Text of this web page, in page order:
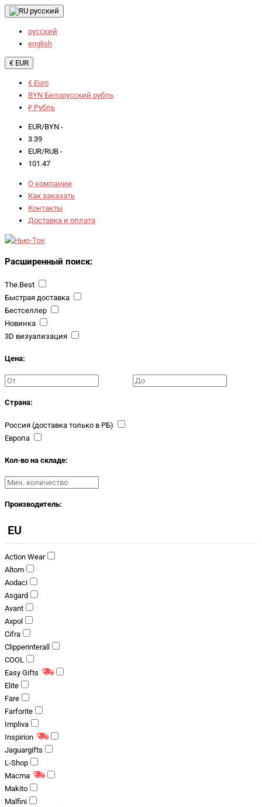
русский
русский
english
€ EUR
€ Euro
BYN Белорусский рубль
₽ Рубль
EUR/BYN -
3.39
EUR/RUB -
101.47
О компании
Как заказать
Контакты
Доставка и оплата
Расширенный поиск:
The.Best
Быстрая доставка
Бестселлер
Новинка
3D визуализация
Цена:
Страна:
Россия (доставка только в РБ)
Европа
Кол-во на складе:
Производитель:
EU
Action Wear
Altom
Aodaci
Asgard
Avant
Axpol
Cifra
Clipperinterall
COOL
Easy Gifts
Elite
Fare
Farforite
Impliva
Inspirion
Jaguargifts
L-Shop
Macma
Makito
Malfini